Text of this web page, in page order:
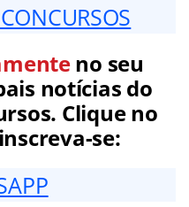
no seu
notícias do
Clique no
se: